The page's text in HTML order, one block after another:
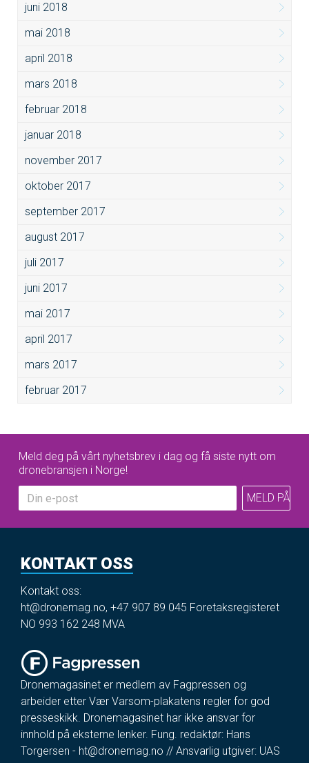
juni 2018
mai 2018
april 2018
mars 2018
februar 2018
januar 2018
november 2017
oktober 2017
september 2017
august 2017
juli 2017
juni 2017
mai 2017
april 2017
mars 2017
februar 2017
Meld deg på vårt nyhetsbrev i dag og få siste nytt om
dronebransjen i Norge!
KONTAKT OSS
Kontakt oss:
ht@dronemag.no, +47 907 89 045 Foretaksregisteret
NO 993 162 248 MVA
Dronemagasinet er medlem av Fagpressen og
arbeider etter Vær Varsom-plakatens regler for god
presseskikk. Dronemagasinet har ikke ansvar for
innhold på eksterne lenker. Fung. redaktør: Hans
Torgersen - ht@dronemag.no // Ansvarlig utgiver: UAS